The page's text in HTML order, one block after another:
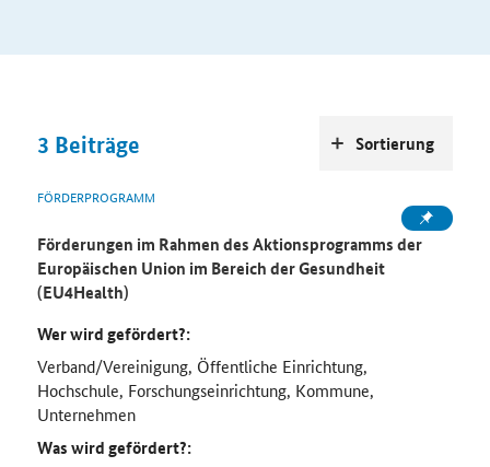
3 Beiträge
FÖRDERPROGRAMM
Förderungen im Rahmen des Aktionsprogramms der
Europäischen Union im Bereich der Gesundheit
(EU4Health)
Wer wird gefördert?:
Verband/Vereinigung, Öffentliche Einrichtung,
Hochschule, Forschungseinrichtung, Kommune,
Unternehmen
Was wird gefördert?:
Sortierung